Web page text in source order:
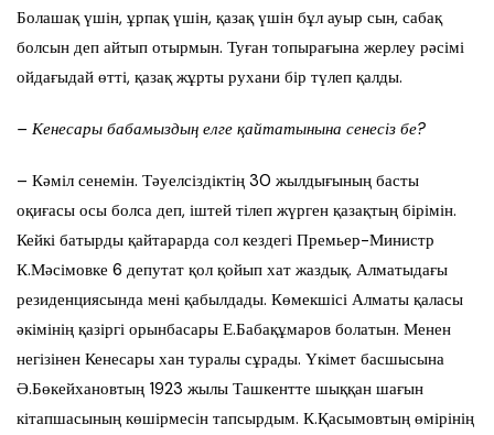
Болашақ үшін, ұрпақ үшін, қазақ үшін бұл ауыр сын, сабақ
болсын деп айтып отырмын. Туған топырағына жерлеу рәсімі
ойдағыдай өтті, қазақ жұрты рухани бір түлеп қалды.
– Кенесары бабамыздың елге қайтатынына сенесіз бе?
– Кәміл сенемін. Тәуелсіздіктің 30 жылдығының басты
оқиғасы осы болса деп, іштей тілеп жүрген қазақтың бірімін.
Кейкі батырды қайтарарда сол кездегі Премьер-Министр
К.Мәсімовке 6 депутат қол қойып хат жаздық. Алматыдағы
резиденциясында мені қабылдады. Көмекшісі Алматы қаласы
әкімінің қазіргі орынбасары Е.Бабақұмаров болатын. Менен
негізінен Кенесары хан туралы сұрады. Үкімет басшысына
Ә.Бөкейхановтың 1923 жылы Ташкентте шыққан шағын
кітапшасының көшірмесін тапсырдым. К.Қасымовтың өмірінің